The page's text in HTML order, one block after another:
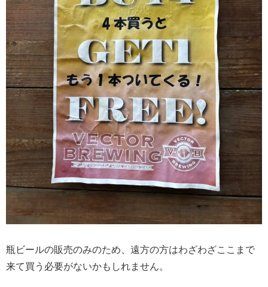
瓶ビールの販売のみのため、遠方の方はわざわざここまで
来て買う必要がないかもしれません。